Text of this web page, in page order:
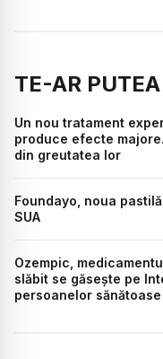
TE-AR
Un nou tratament
produce efecte
din greutatea lor
Foundayo, noua
SUA
Ozempic,
slăbit se găsește pe
persoanelor sănătoase